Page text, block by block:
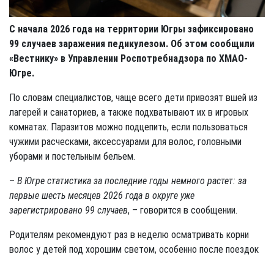
С начала 2026 года на территории Югры зафиксировано
99 случаев заражения педикулезом. Об этом сообщили
«Вестнику» в Управлении Роспотребнадзора по ХМАО-
Югре.
По словам специалистов, чаще всего дети привозят вшей из
лагерей и санаториев, а также подхватывают их в игровых
комнатах. Паразитов можно подцепить, если пользоваться
чужими расческами, аксессуарами для волос, головными
уборами и постельным бельем.
– В Югре статистика за последние годы немного растет: за
первые шесть месяцев 2026 года в округе уже
зарегистрировано 99 случаев, – говорится в сообщении.
Родителям рекомендуют раз в неделю осматривать корни
волос у детей под хорошим светом, особенно после поездок